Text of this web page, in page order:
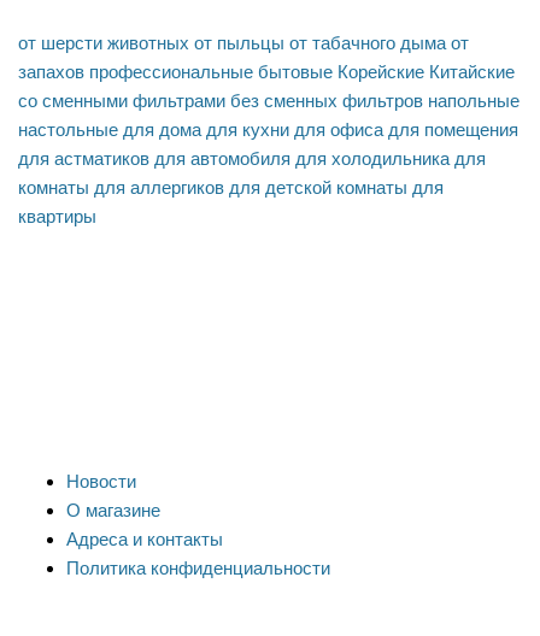
от шерсти животных от пыльцы от табачного дыма от
запахов профессиональные бытовые Корейские Китайские
cо сменными фильтрами без сменных фильтров напольные
настольные для дома для кухни для офиса для помещения
для астматиков для автомобиля для холодильника для
комнаты для аллергиков для детской комнаты для
квартиры
Новости
О магазине
Адреса и контакты
Политика конфиденциальности